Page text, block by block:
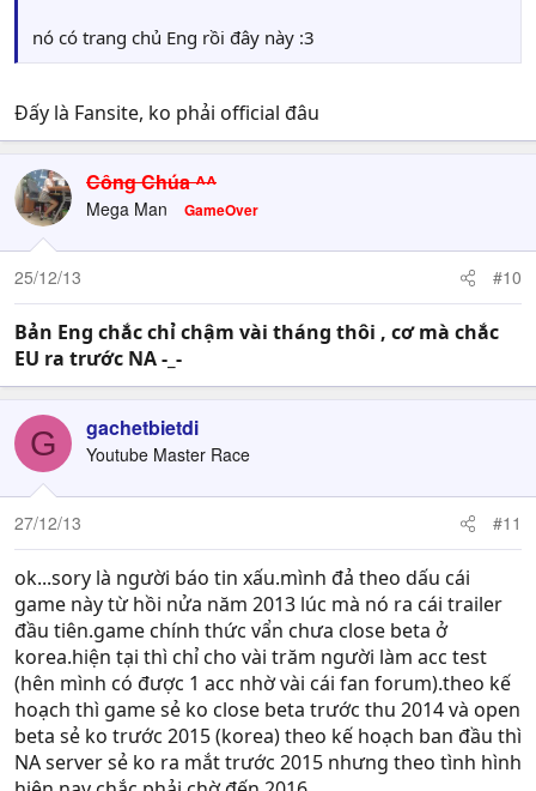
nó có trang chủ Eng rồi đây này :3
Đấy là Fansite, ko phải official đâu
Công Chúa ^^
Mega Man GameOver
25/12/13 #10
Bản Eng chắc chỉ chậm vài tháng thôi , cơ mà chắc
EU ra trước NA -_-
G gachetbietdi
Youtube Master Race
27/12/13 #11
ok...sory là người báo tin xấu.mình đả theo dấu cái
game này từ hồi nửa năm 2013 lúc mà nó ra cái trailer
đầu tiên.game chính thức vẩn chưa close beta ở
korea.hiện tại thì chỉ cho vài trăm người làm acc test
(hên mình có được 1 acc nhờ vài cái fan forum).theo kế
hoạch thì game sẻ ko close beta trước thu 2014 và open
beta sẻ ko trước 2015 (korea) theo kế hoạch ban đầu thì
NA server sẻ ko ra mắt trước 2015 nhưng theo tình hình